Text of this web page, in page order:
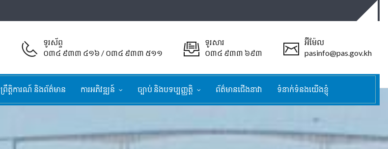
ទូរស័ព្ទ
០៣៤ ៩៣៣ ៤១៦ / ០៣៤ ៩៣៣ ៥១១
ទូរសារ
០៣៤ ៩៣៣ ៦៩៣
អ៊ីម៉ែល
pasinfo@pas.gov.kh
ព្រឹត្តិការណ៍ និងព័ត៌មាន ការអភិវឌ្ឍន៍ ច្បាប់ និងបទប្បញ្ញត្តិ ព័ត៌មានជើងនាវា ទំនាក់ទំនងយើងខ្ញុំ